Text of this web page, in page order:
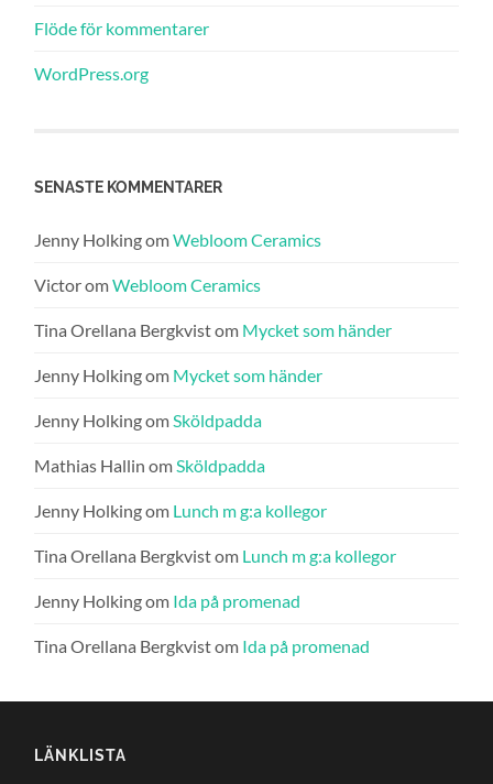
Flöde för kommentarer
WordPress.org
SENASTE KOMMENTARER
Jenny HolkingomWebloom Ceramics
VictoromWebloom Ceramics
Tina Orellana Bergkvistom Mycket som händer
Jenny Holkingom Mycket som händer
Jenny HolkingomSköldpadda
Mathias Hallin omSköldpadda
Jenny Holkingom Lunch m g:a kollegor
Tina Orellana Bergkvistom Lunch m g:a kollegor
Jenny Holkingom Ida på promenad
Tina Orellana Bergkvistom Ida på promenad
LÄNKLISTA